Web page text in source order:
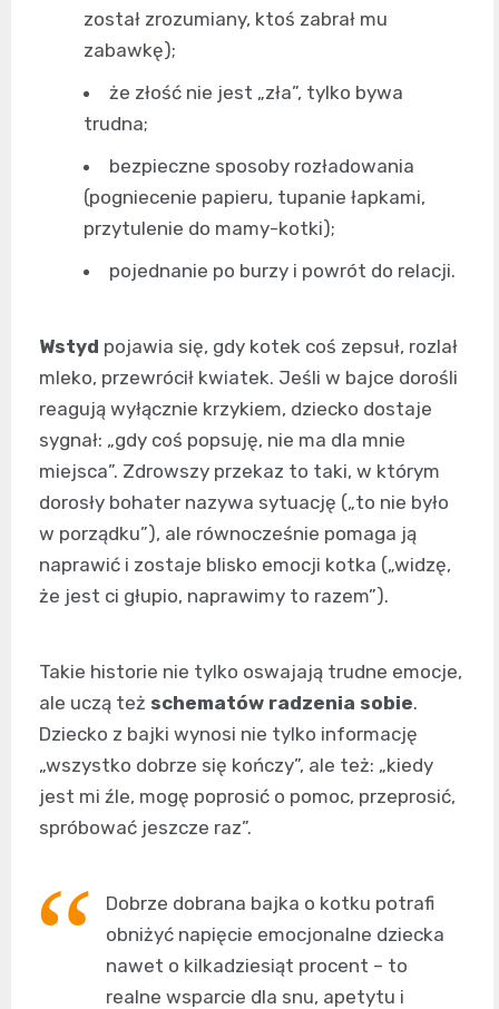
został zrozumiany, ktoś zabrał mu
zabawkę);
że złość nie jest „zła”, tylko bywa
trudna;
bezpieczne sposoby rozładowania
(pogniecenie papieru, tupanie łapkami,
przytulenie do mamy-kotki);
pojednanie po burzy i powrót do relacji.
Wstyd pojawia się, gdy kotek coś zepsuł, rozlał
mleko, przewrócił kwiatek. Jeśli w bajce dorośli
reagują wyłącznie krzykiem, dziecko dostaje
sygnał: „gdy coś popsuję, nie ma dla mnie
miejsca”. Zdrowszy przekaz to taki, w którym
dorosły bohater nazywa sytuację („to nie było
w porządku”), ale równocześnie pomaga ją
naprawić i zostaje blisko emocji kotka („widzę,
że jest ci głupio, naprawimy to razem”).
Takie historie nie tylko oswajają trudne emocje,
ale uczą też schematów radzenia sobie.
Dziecko z bajki wynosi nie tylko informację
„wszystko dobrze się kończy”, ale też: „kiedy
jest mi źle, mogę poprosić o pomoc, przeprosić,
spróbować jeszcze raz”.
Dobrze dobrana bajka o kotku potrafi
obniżyć napięcie emocjonalne dziecka
nawet o kilkadziesiąt procent – to
realne wsparcie dla snu, apetytu i